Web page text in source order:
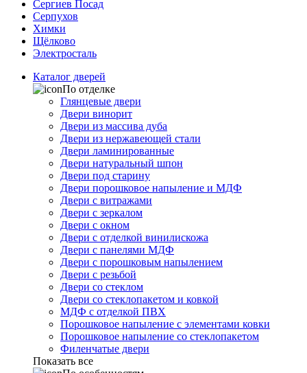
Сергиев Посад
Серпухов
Химки
Щёлково
Электросталь
Каталог дверей
По отделке
Глянцевые двери
Двери винорит
Двери из массива дуба
Двери из нержавеющей стали
Двери ламинированные
Двери натуральный шпон
Двери под старину
Двери порошковое напыление и МДФ
Двери с витражами
Двери с зеркалом
Двери с окном
Двери с отделкой винилискожа
Двери с панелями МДФ
Двери с порошковым напылением
Двери с резьбой
Двери со стеклом
Двери со стеклопакетом и ковкой
МДФ с отделкой ПВХ
Порошковое напыление с элементами ковки
Порошковое напыление со стеклопакетом
Филенчатые двери
Показать все